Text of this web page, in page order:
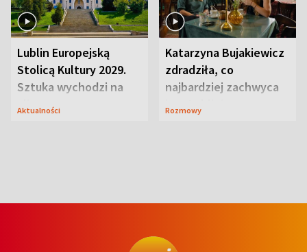
Lublin Europejską
Stolicą Kultury 2029.
Sztuka wychodzi na
ulice
Aktualności
Katarzyna Bujakiewicz
zdradziła, co
najbardziej zachwyca
ją w Lublinie
Rozmowy